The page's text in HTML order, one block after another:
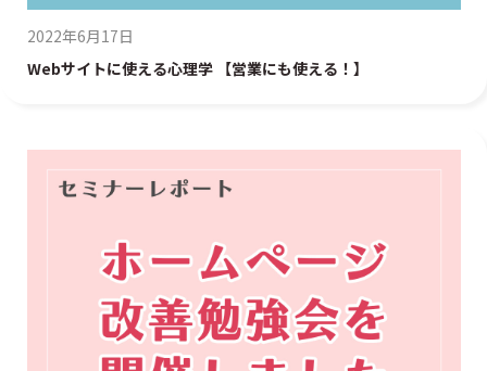
2022年6月17日
Webサイトに使える心理学 【営業にも使える！】